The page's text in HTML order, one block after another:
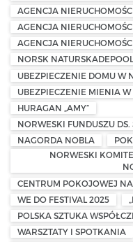
AGENCJA
AGENCJA
AGENCJA
NORSK NATURSKADEPOOL
UBEZPIECZENIE DOMU W
UBEZPIECZENIE MIENIA
HURAGAN „AMY”
NORWESKI FUNDUSZU
NAGORDA NOBLA
NORWESKI
CENTRUM POKOJOWEJ
WE DO FESTIVAL 2025
POLSKA SZTUKA
WARSZTATY I SPOTKANIA